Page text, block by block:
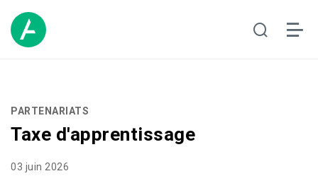
PARTENARIATS
Taxe d'apprentissage
03 juin 2026